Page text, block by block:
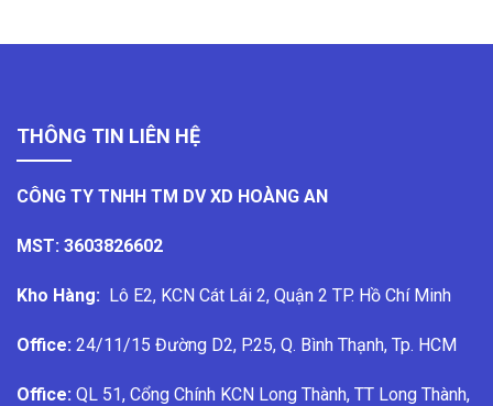
THÔNG TIN LIÊN HỆ
CÔNG TY TNHH TM DV XD HOÀNG AN
MST: 3603826602
Kho Hàng: Lô E2, KCN Cát Lái 2, Quận 2 TP. Hồ Chí Minh
Office: 24/11/15 Đường D2, P.25, Q. Bình Thạnh, Tp. HCM
Office: QL 51, Cổng Chính KCN Long Thành, TT Long Thành,